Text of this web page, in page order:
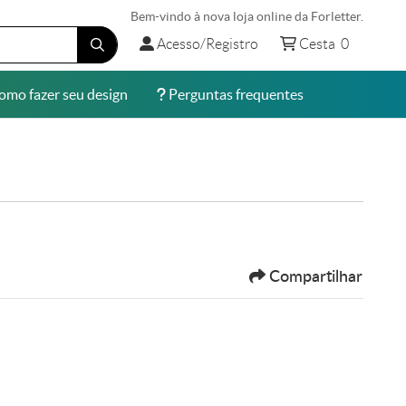
Bem-vindo à nova loja online da Forletter.
Acesso/Registro
Acesso/Registro Cesta
Cesta 0
fazer seu design
fazer seu design Perguntas frequentes
Perguntas frequentes
Compartilhar